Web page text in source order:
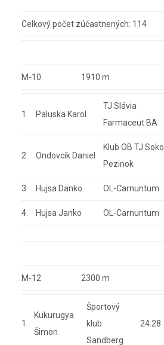
Celkový počet zúčastnených: 114
M-10 1910 m
1. Paluska Karol
TJ Slávia
Farmaceut BA
2. Ondovcík Daniel
Klub OB TJ Sokol
Pezinok
3. Hujsa Danko OL-Carnuntum
4. Hujsa Janko OL-Carnuntum
M-12 2300 m
1.
Kukurugya
Šimon
Športový
klub
Sandberg
24:28